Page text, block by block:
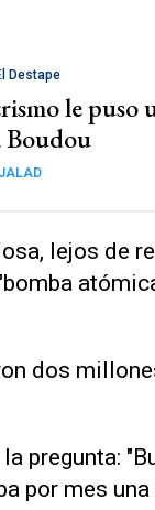
Destape
le
Boudou
lejos de
dos
pregunta:
por mes una